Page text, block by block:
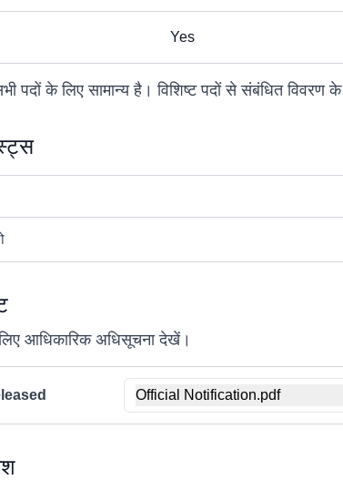
Yes
पदों के लिए सामान्य है। विशिष्ट पदों से संबंधित
आधिकारिक अधिसूचना देखें।
Official Notification.pdf